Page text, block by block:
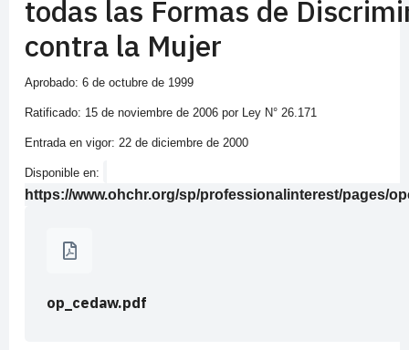
todas las Formas de
contra la Mujer
Aprobado: 6 de octubre de 1999
Ratificado: 15 de noviembre de 2006 por Ley N° 26.171
Entrada en vigor: 22 de diciembre de 2000
Disponible en:
https://www.ohchr.org/sp/professionalinterest/pages/
op_cedaw.pdf